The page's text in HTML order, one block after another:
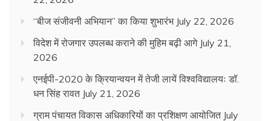
“बीज संजीवनी अभियान” का किया शुभारंभ July 22, 2026
विदेश में रोजगार उपलब्ध कराने की मुहिम बढ़ी आगे July 21,
2026
एनईपी-2020 के क्रियान्वयन में तेजी लायें विश्वविद्यालयः डॉ.
धन सिंह रावत July 21, 2026
ग्राम पंचायत विकास अधिकारियों का प्रशिक्षण आयोजित July